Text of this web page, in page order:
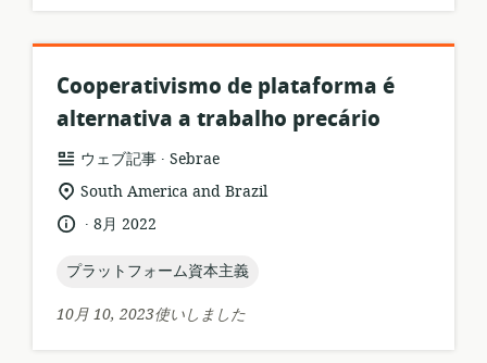
ー
ッ
ト:
Cooperativismo de plataforma é
alternativa a trabalho precário
リ
ソ
ー
ス
ォ
マ
ウェブ記事 .
公
開
者:
Sebrae
関
る
ロ
ケ
ー
シ
South America and Brazil
言
.
公
日:
8月 2022
topic:
プラットフォーム資本主義
10月 10, 2023使いしました